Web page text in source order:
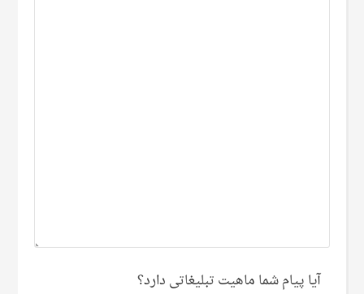
آیا پیام شما ماهیت تبلیغاتی دارد؟